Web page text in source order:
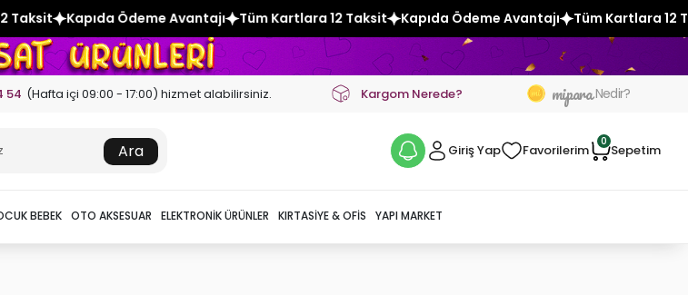
Avantajı Tüm Kartlara 12 Taksit Kapıda Ödeme Avantajı Tüm Kartlara 12 Taksit Kapıda Ödeme
54 (Hafta içi 09:00 - 17:00) hizmet alabilirsiniz. Kargom Nerede? mipara Nedir?
Ara Giriş Yap Favorilerim
0
Sepetim
BEBEK OTO AKSESUAR ELEKTRONIK ÜRÜNLER KIRTASIYE & OFIS YAPI MARKET